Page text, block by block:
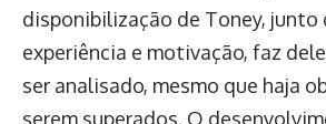
disponibilização de Toney, junto
experiência e motivação, faz
ser analisado, mesmo que haja
serem superados. O